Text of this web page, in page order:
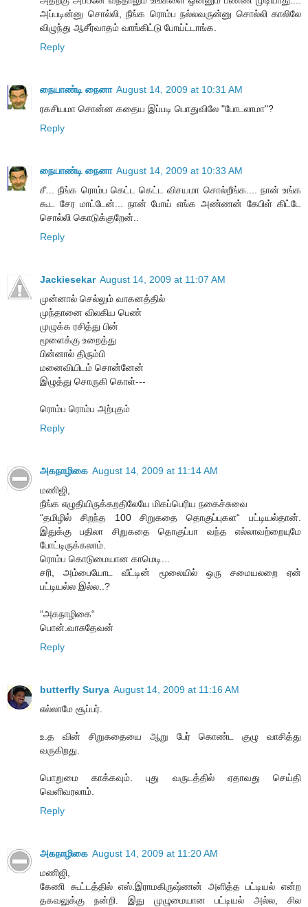
அப்படின்னு சொல்லி, நீங்க ரொம்ப நல்லவருன்னு சொல்லி காலிலே
விழுந்து ஆசீர்வாதம் வாங்கிட்டு போய்ட்டாங்க.
Reply
நையாண்டி நைனா August 14, 2009 at 10:31 AM
ரகசியமா சொன்ன கதைய இப்படி பொதுவிலே "போடலாமா"?
Reply
நையாண்டி நைனா August 14, 2009 at 10:33 AM
சீ... நீங்க ரொம்ப கெட்ட கெட்ட விசயமா சொல்றீங்க.... நான் உங்க
கூட சேர மாட்டேன்... நான் போய் எங்க அண்ணன் கேபிள் கிட்டே
சொல்லி கொடுக்குறேன்..
Reply
Jackiesekar August 14, 2009 at 11:07 AM
முன்னால் செல்லும் வாகனத்தில்
முந்தானை விலகிய பெண்
முழுக்க ரசித்து பின்
மூளைக்கு உறைத்து
பின்னால் திரும்பி
மனைவியிடம் சொன்னேன்
இழுத்து சொருகி கொள்---
ரொம்ப ரொம்ப அற்புதம்
Reply
அகநாழிகை August 14, 2009 at 11:14 AM
மணிஜி,
நீங்க எழுதியிருக்கறதிலேயே மிகப்பெரிய நகைச்சுவை
“தமிழில் சிறந்த 100 சிறுகதை தொகுப்புகள“ பட்டியல்தான்.
இதுக்கு பதிலா சிறுகதை தொகுப்பா வந்த எல்லாவற்றையுமே
போட்டிருக்கலாம்.
ரொம்ப கொடுமையான காமெடி...
சரி, அம்பையோட வீட்டின் மூலையில் ஒரு சமையலறை ஏன்
பட்டியல்ல இல்ல..?
“அகநாழிகை“
பொன்.வாசுதேவன்
Reply
butterfly Surya August 14, 2009 at 11:16 AM
எல்லாமே சூப்பர்.
உ.த வின் சிறுகதையை ஆறு பேர் கொண்ட குழு வாசித்து
வருகிறது.
பொறுமை காக்கவும். புது வருடத்தில் ஏதாவது செய்தி
வெளிவரலாம்.
Reply
அகநாழிகை August 14, 2009 at 11:20 AM
மணிஜி,
கேணி கூட்டத்தில் எஸ்.இராமகிருஷ்ணன் அளித்த பட்டியல் என்ற
தகவலுக்கு நன்றி. இது முழுமையான பட்டியல் அல்ல, சில